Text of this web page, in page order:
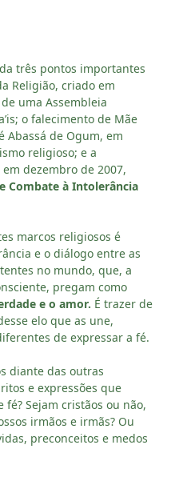
três pontos importantes
Religião, criado em
uma Assembleia
o falecimento de Mãe
Abassá de Ogum, em
religioso; e a
dezembro de 2007,
Combate à Intolerância
marcos religiosos é
e o diálogo entre as
no mundo, que, a
pregam como
e o amor. É trazer de
elo que as une,
de expressar a fé.
diante das outras
e expressões que
Sejam cristãos ou não,
irmãos e irmãs? Ou
preconceitos e medos